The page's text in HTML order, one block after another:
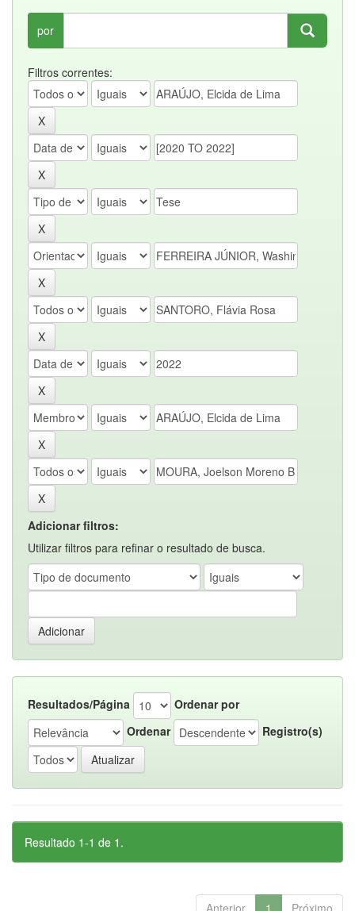
por
Filtros correntes:
Adicionar filtros:
Utilizar filtros para refinar o resultado de busca.
Resultados/Página
Ordenar por
Ordenar
Registro(s)
Resultado 1-1 de 1.
Anterior 1 Próximo